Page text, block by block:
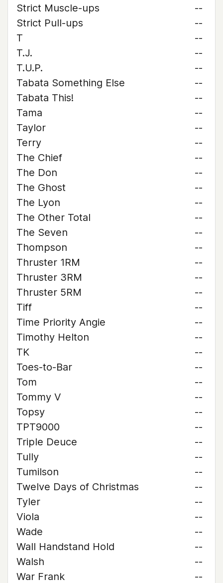
Strict Muscle-ups
--
Strict Pull-ups
--
T
--
T.J.
--
T.U.P.
--
Tabata Something Else
--
Tabata This!
--
Tama
--
Taylor
--
Terry
--
The Chief
--
The Don
--
The Ghost
--
The Lyon
--
The Other Total
--
The Seven
--
Thompson
--
Thruster 1RM
--
Thruster 3RM
--
Thruster 5RM
--
Tiff
--
Time Priority Angie
--
Timothy Helton
--
TK
--
Toes-to-Bar
--
Tom
--
Tommy V
--
Topsy
--
TPT9000
--
Triple Deuce
--
Tully
--
Tumilson
--
Twelve Days of Christmas
--
Tyler
--
Viola
--
Wade
--
Wall Handstand Hold
--
Walsh
--
War Frank
--